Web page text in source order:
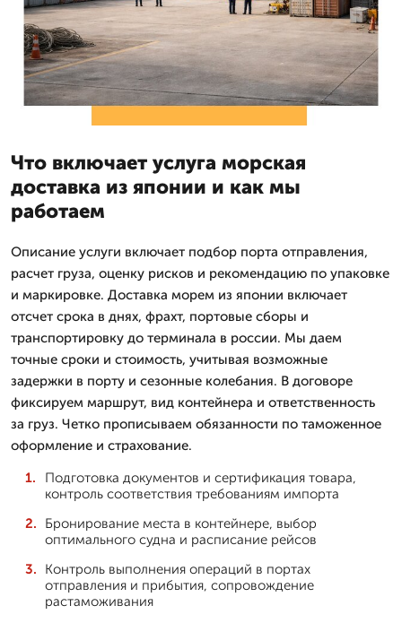
Что включает услуга морская
доставка из японии и как мы
работаем
Описание услуги включает подбор порта отправления,
расчет груза, оценку рисков и рекомендацию по упаковке
и маркировке. Доставка морем из японии включает
отсчет срока в днях, фрахт, портовые сборы и
транспортировку до терминала в россии. Мы даем
точные сроки и стоимость, учитывая возможные
задержки в порту и сезонные колебания. В договоре
фиксируем маршрут, вид контейнера и ответственность
за груз. Четко прописываем обязанности по таможенное
оформление и страхование.
Подготовка документов и сертификация товара,
контроль соответствия требованиям импорта
Бронирование места в контейнере, выбор
оптимального судна и расписание рейсов
Контроль выполнения операций в портах
отправления и прибытия, сопровождение
растаможивания